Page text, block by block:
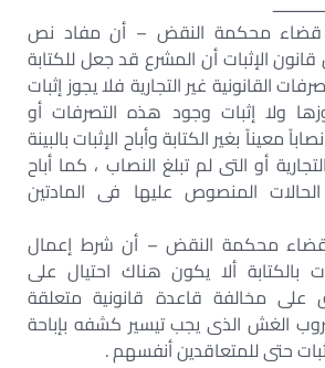
قضاء محكمة النقض – أن مفاد نص
60 ، 61 من قانون الإثبات أن المشرع قد جعل للكتابة
القانونية غير التجارية فلا يجوز إثبات
ولا إثبات وجود هذه التصرفات أو
معيناً بغير الكتابة وأباح الإثبات بالبينة
أو التى لم تبلغ النصاب ، كما أباح
الحالات المنصوص عليها فى المادتين
قضاء محكمة النقض – أن شرط إعمال
بالكتابة ألا يكون هناك احتيال على
على مخالفة قاعدة قانونية متعلقة
الغش الذى يجب تيسير كشفه بإباحة
حتى للمتعاقدين أنفسهم .